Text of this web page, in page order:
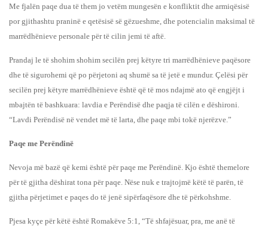
Me fjalën paqe dua të them jo vetëm mungesën e konfliktit dhe armiqësisë
por gjithashtu praninë e qetësisë së gëzueshme, dhe potencialin maksimal të
marrëdhënieve personale për të cilin jemi të aftë.
Prandaj le të shohim shohim secilën prej këtyre tri marrëdhënieve paqësore
dhe të sigurohemi që po përjetoni aq shumë sa të jetë e mundur. Çelësi për
secilën prej këtyre marrëdhënieve është që të mos ndajmë ato që engjëjt i
mbajtën të bashkuara: lavdia e Perëndisë dhe paqja të cilën e dëshironi.
“Lavdi Perëndisë në vendet më të larta, dhe paqe mbi tokë njerëzve.”
Paqe me Perëndinë
Nevoja më bazë që kemi është për paqe me Perëndinë. Kjo është themelore
për të gjitha dëshirat tona për paqe. Nëse nuk e trajtojmë këtë të parën, të
gjitha përjetimet e paqes do të jenë sipërfaqësore dhe të përkohshme.
Pjesa kyçe për këtë është Romakëve 5:1, “Të shfajësuar, pra, me anë të